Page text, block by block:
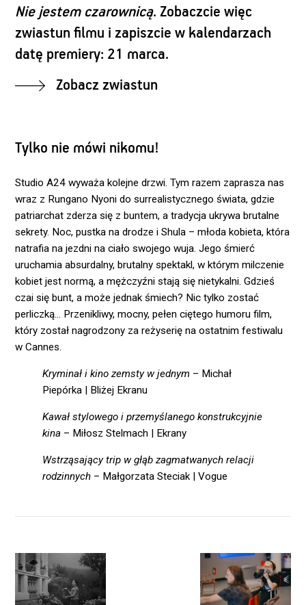
Nie jestem czarownicą. Zobaczcie więc
zwiastun filmu i zapiszcie w kalendarzach
datę premiery: 21 marca.
Zobacz zwiastun
Tylko nie mówi nikomu!
Studio A24 wyważa kolejne drzwi. Tym razem zaprasza nas
wraz z Rungano Nyoni do surrealistycznego świata, gdzie
patriarchat zderza się z buntem, a tradycja ukrywa brutalne
sekrety. Noc, pustka na drodze i Shula – młoda kobieta, która
natrafia na jezdni na ciało swojego wuja. Jego śmierć
uruchamia absurdalny, brutalny spektakl, w którym milczenie
kobiet jest normą, a mężczyźni stają się nietykalni. Gdzieś
czai się bunt, a może jednak śmiech? Nic tylko zostać
perliczką… Przenikliwy, mocny, pełen ciętego humoru film,
który został nagrodzony za reżyserię na ostatnim festiwalu
w Cannes.
Kryminał i kino zemsty w jednym – Michał
Piepórka | Bliżej Ekranu
Kawał stylowego i przemyślanego konstrukcyjnie
kina – Miłosz Stelmach | Ekrany
Wstrząsający trip w głąb zagmatwanych relacji
rodzinnych – Małgorzata Steciak | Vogue